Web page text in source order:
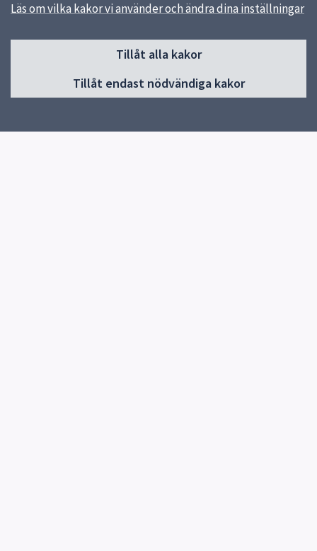
Läs om vilka kakor vi använder och ändra dina inställningar
Tillåt alla kakor
Tillåt endast nödvändiga kakor
Sidfot
Våra kök och menyer